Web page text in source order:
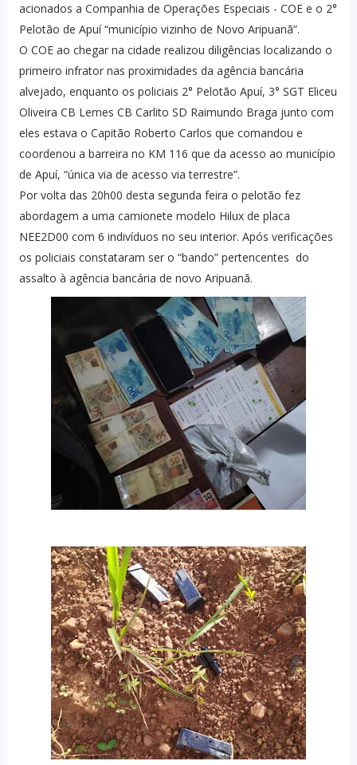
acionados a Companhia de Operações Especiais - COE e o 2°
Pelotão de Apuí “município vizinho de Novo Aripuanã”.
O COE ao chegar na cidade realizou diligências localizando o
primeiro infrator nas proximidades da agência bancária
alvejado, enquanto os policiais 2° Pelotão Apuí, 3° SGT Eliceu
Oliveira CB Lemes CB Carlito SD Raimundo Braga junto com
eles estava o Capitão Roberto Carlos que comandou e
coordenou a barreira no KM 116 que da acesso ao município
de Apuí, “única via de acesso via terrestre”.
Por volta das 20h00 desta segunda feira o pelotão fez
abordagem a uma camionete modelo Hilux de placa
NEE2D00 com 6 indivíduos no seu interior. Após verificações
os policiais constataram ser o “bando” pertencentes do
assalto à agência bancária de novo Aripuanã.